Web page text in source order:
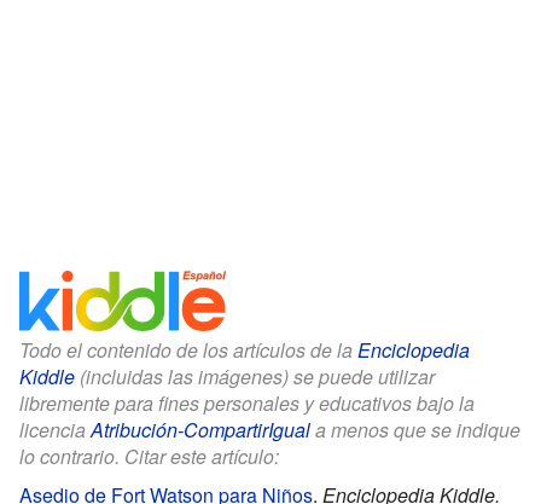
Todo el contenido de los artículos de la Enciclopedia
Kiddle (incluidas las imágenes) se puede utilizar
libremente para fines personales y educativos bajo la
licenciaAtribución-CompartirIguala menos que se indique
lo contrario. Citar este artículo:
Asedio de Fort Watson para Niños. Enciclopedia Kiddle.